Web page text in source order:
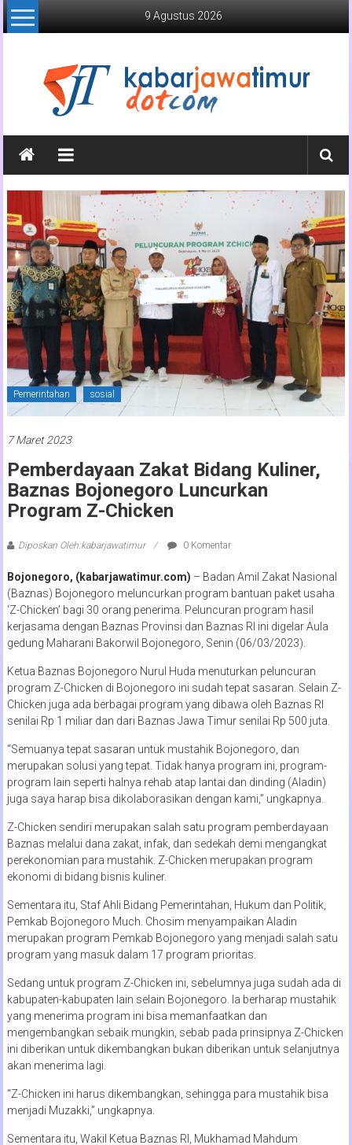
Lompat
ke
9 Agustus 2026
Kabar
Jawa
Timur
Media
Online
Jawa
Timur
Pemerintahan sosial
7 Maret 2023
Pemberdayaan Zakat Bidang Kuliner,
Baznas Bojonegoro Luncurkan
Program Z-Chicken
Diposkan Oleh:kabarjawatimur 0 Komentar
Bojonegoro, (kabarjawatimur.com) – Badan Amil Zakat Nasional
(Baznas) Bojonegoro meluncurkan program bantuan paket usaha
‘Z-Chicken’ bagi 30 orang penerima. Peluncuran program hasil
kerjasama dengan Baznas Provinsi dan Baznas RI ini digelar Aula
gedung Maharani Bakorwil Bojonegoro, Senin (06/03/2023).
Ketua Baznas Bojonegoro Nurul Huda menuturkan peluncuran
program Z-Chicken di Bojonegoro ini sudah tepat sasaran. Selain Z-
Chicken juga ada berbagai program yang dibawa oleh Baznas RI
senilai Rp 1 miliar dan dari Baznas Jawa Timur senilai Rp 500 juta.
“Semuanya tepat sasaran untuk mustahik Bojonegoro, dan
merupakan solusi yang tepat. Tidak hanya program ini, program-
program lain seperti halnya rehab atap lantai dan dinding (Aladin)
juga saya harap bisa dikolaborasikan dengan kami,” ungkapnya.
Z-Chicken sendiri merupakan salah satu program pemberdayaan
Baznas melalui dana zakat, infak, dan sedekah demi mengangkat
perekonomian para mustahik. Z-Chicken merupakan program
ekonomi di bidang bisnis kuliner.
Sementara itu, Staf Ahli Bidang Pemerintahan, Hukum dan Politik,
Pemkab Bojonegoro Much. Chosim menyampaikan Aladin
merupakan program Pemkab Bojonegoro yang menjadi salah satu
program yang masuk dalam 17 program prioritas.
Sedang untuk program Z-Chicken ini, sebelumnya juga sudah ada di
kabupaten-kabupaten lain selain Bojonegoro. Ia berharap mustahik
yang menerima program ini bisa memanfaatkan dan
mengembangkan sebaik mungkin, sebab pada prinsipnya Z-Chicken
ini diberikan untuk dikembangkan bukan diberikan untuk selanjutnya
akan menerima lagi.
“Z-Chicken ini harus dikembangkan, sehingga para mustahik bisa
menjadi Muzakki,” ungkapnya.
Sementara itu, Wakil Ketua Baznas RI, Mukhamad Mahdum